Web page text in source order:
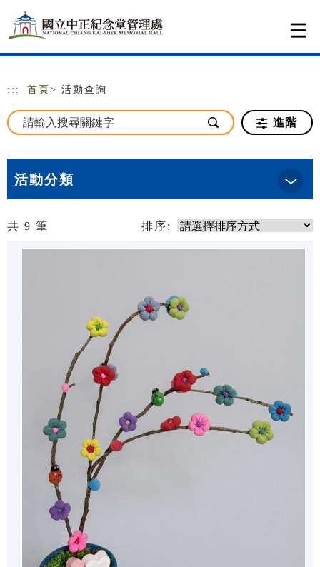
跳到主要內容
網站導覽
::: 首頁 > 活動查詢
進階
活動分類
共 9 筆 排序: